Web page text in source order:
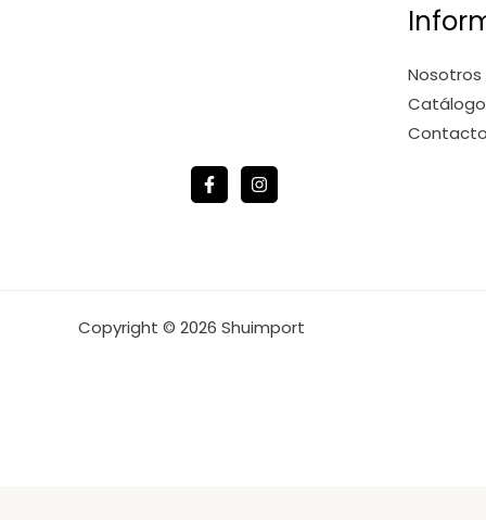
Nosotros
Catálogo
Contacto
Copyright © 2026 Shuimport